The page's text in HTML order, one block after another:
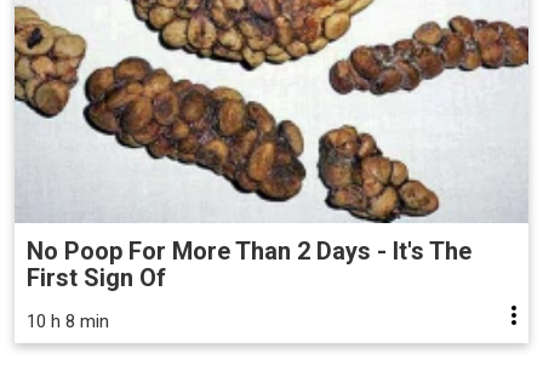
No Poop For More Than 2 Days - It's The
First Sign Of
10 h 8 min